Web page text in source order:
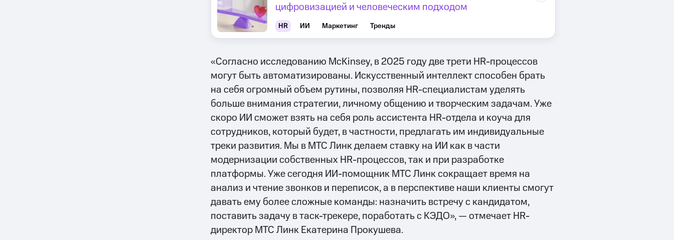
цифровизацией и человеческим подходом
HR ИИ Маркетинг Тренды
«Согласно исследованию McKinsey, в 2025 году две трети HR-процессов
могут быть автоматизированы. Искусственный интеллект способен брать
на себя огромный объем рутины, позволяя HR-специалистам уделять
больше внимания стратегии, личному общению и творческим задачам. Уже
скоро ИИ сможет взять на себя роль ассистента HR-отдела и коуча для
сотрудников, который будет, в частности, предлагать им индивидуальные
треки развития. Мы в МТС Линк делаем ставку на ИИ как в части
модернизации собственных HR-процессов, так и при разработке
платформы. Уже сегодня ИИ-помощник МТС Линк сокращает время на
анализ и чтение звонков и переписок, а в перспективе наши клиенты смогут
давать ему более сложные команды: назначить встречу с кандидатом,
поставить задачу в таск-трекере, поработать с КЭДО», — отмечает HR-
директор МТС Линк Екатерина Прокушева.